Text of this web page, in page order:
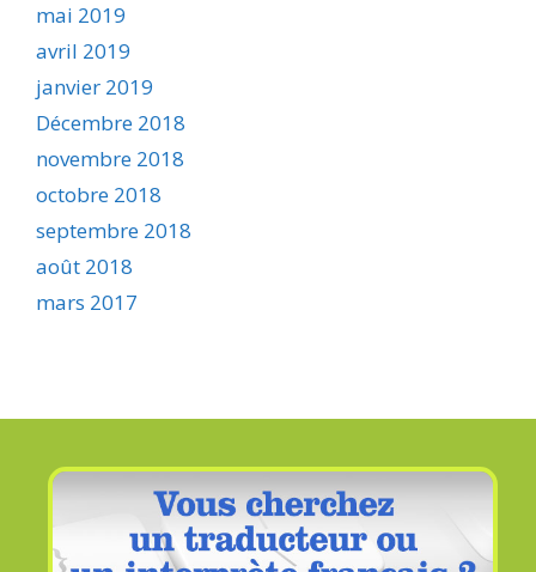
mai 2019
avril 2019
janvier 2019
Décembre 2018
novembre 2018
octobre 2018
septembre 2018
août 2018
mars 2017